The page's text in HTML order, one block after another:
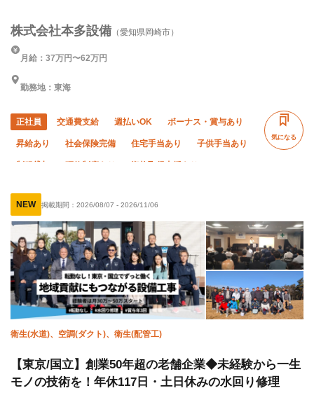
株式会社本多設備 （愛知県岡崎市）
月給：37万円〜62万円
勤務地：東海
正社員 交通費支給 週払いOK ボーナス・賞与あり
昇給あり 社会保険完備 住宅手当あり 子供手当あり
制服貸与 研修制度あり 資格取得支援あり
有資格者優遇 60代以上活躍中
直帰・直行OK 車・バイク通勤OK 転勤なし
気になる
NEW 掲載期間： 2026/08/07 - 2026/11/06
衛生(水道)、空調(ダクト)、衛生(配管工)
【東京/国立】創業50年超の老舗企業◆未経験から一生
モノの技術を！年休117日・土日休みの水回り修理